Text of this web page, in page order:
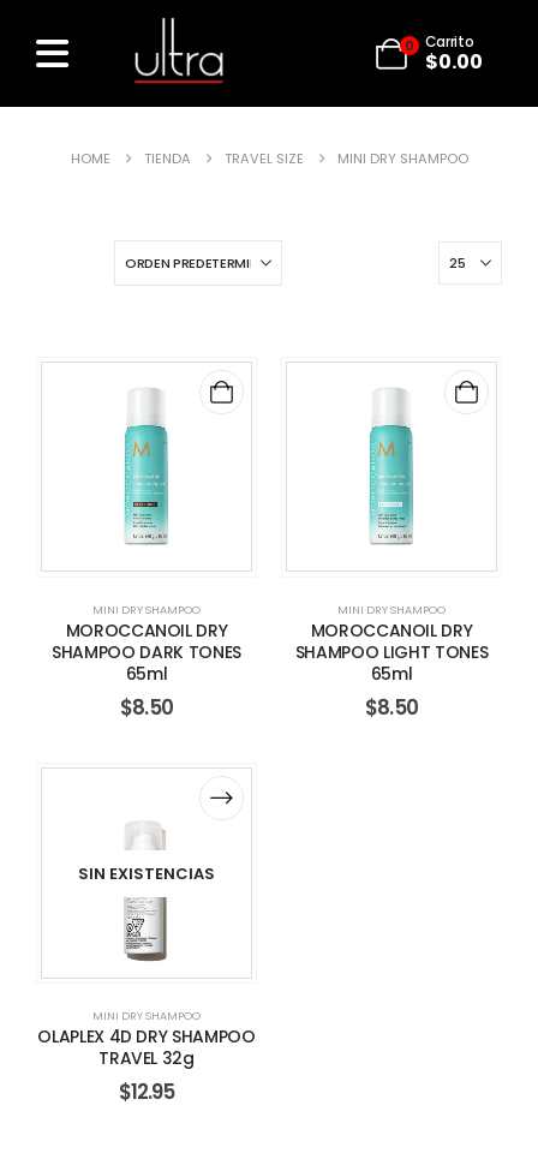
0 Carrito
$0.00
HOME TIENDA TRAVEL SIZE MINI DRY SHAMPOO
MINI DRY SHAMPOO
MOROCCANOIL DRY
SHAMPOO DARK TONES
65ml
$8.50
MINI DRY SHAMPOO
MOROCCANOIL DRY
SHAMPOO LIGHT TONES
65ml
$8.50
SIN EXISTENCIAS
MINI DRY SHAMPOO
OLAPLEX 4D DRY SHAMPOO
TRAVEL 32g
$12.95